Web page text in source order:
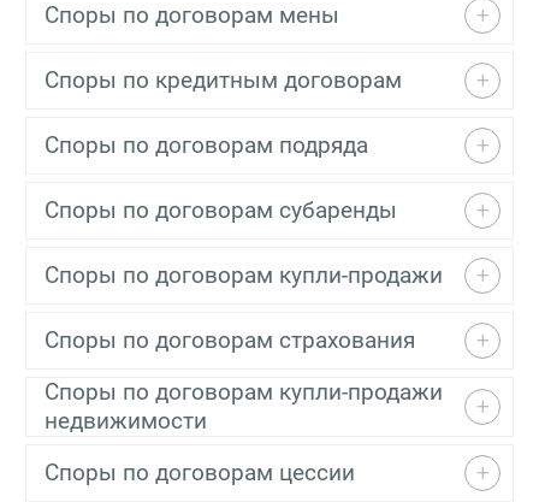
Споры по договорам мены
Споры по кредитным договорам
Споры по договорам подряда
Споры по договорам субаренды
Споры по договорам купли-продажи
Споры по договорам страхования
Споры по договорам купли-продажи
недвижимости
Споры по договорам цессии